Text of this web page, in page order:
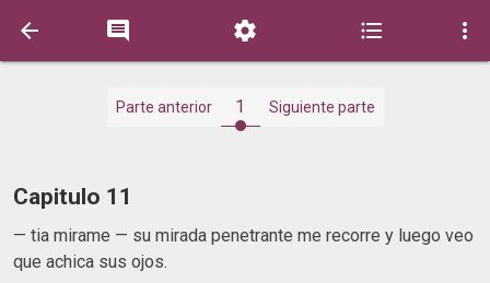
    
Parte anterior 1 Siguiente parte
Capitulo 11
— tia mirame — su mirada penetrante me recorre y luego veo
que achica sus ojos.